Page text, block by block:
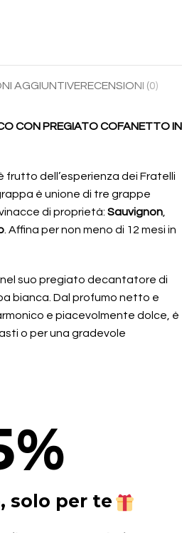
AGGIUNTIVERECENSIONI (0)
CON PREGIATO COFANETTO IN
frutto dell’esperienza dei Fratelli
è unione di tre grappe
di proprietà: Sauvignon
. Affina per non meno di 12 mesi in
, nel suo pregiato decantatore di
bianca. Dal profumo netto e
e piacevolmente dolce, è
o per una gradevole
%
solo per te